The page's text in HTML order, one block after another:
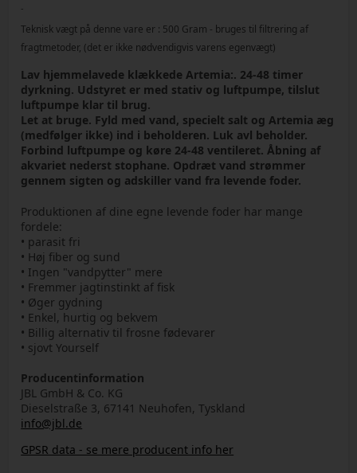
-
Teknisk vægt på denne vare er : 500 Gram - bruges til filtrering af
fragtmetoder, (det er ikke nødvendigvis varens egenvægt)
Lav hjemmelavede klækkede Artemia:. 24-48 timer
dyrkning. Udstyret er med stativ og luftpumpe, tilslut
luftpumpe klar til brug.
Let at bruge. Fyld med vand, specielt salt og Artemia æg
(medfølger ikke) ind i beholderen. Luk avl beholder.
Forbind luftpumpe og køre 24-48 ventileret. Åbning af
akvariet nederst stophane. Opdræt vand strømmer
gennem sigten og adskiller vand fra levende foder.
Produktionen af dine egne levende foder har mange
fordele:
• parasit fri
• Høj fiber og sund
• Ingen "vandpytter" mere
• Fremmer jagtinstinkt af fisk
• Øger gydning
• Enkel, hurtig og bekvem
• Billig alternativ til frosne fødevarer
• sjovt Yourself
Producentinformation
JBL GmbH & Co. KG
Dieselstraße 3, 67141 Neuhofen, Tyskland
info@jbl.de
GPSR data - se mere producent info her